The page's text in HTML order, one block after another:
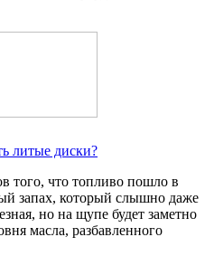
литые диски?
того, что топливо пошло в
запах, который слышно даже
но на щупе будет заметно
масла, разбавленного